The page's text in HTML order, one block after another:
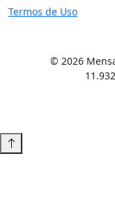
Termos de Uso
© 2026